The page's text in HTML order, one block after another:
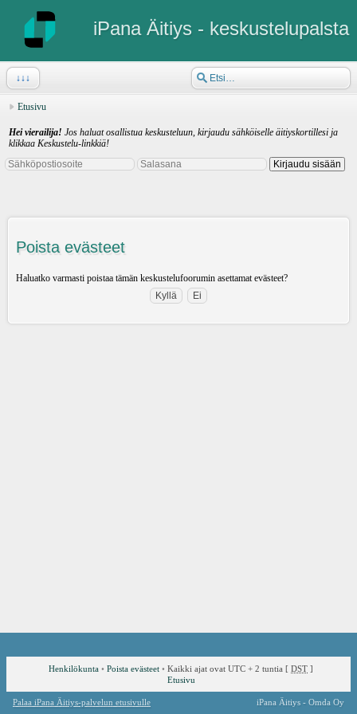
iPana Äitiys - keskustelupalsta
↓↓↓
Etusivu
Hei vierailija! Jos haluat osallistua keskusteluun, kirjaudu sähköiselle äitiyskortillesi ja
klikkaa Keskustelu-linkkiä!
Poista evästeet
Haluatko varmasti poistaa tämän keskustelufoorumin asettamat evästeet?
Henkilökunta • Poista evästeet • Kaikki ajat ovat UTC + 2 tuntia [ DST ]
Etusivu
Palaa iPana Äitiys-palvelun etusivulle iPana Äitiys - Omda Oy